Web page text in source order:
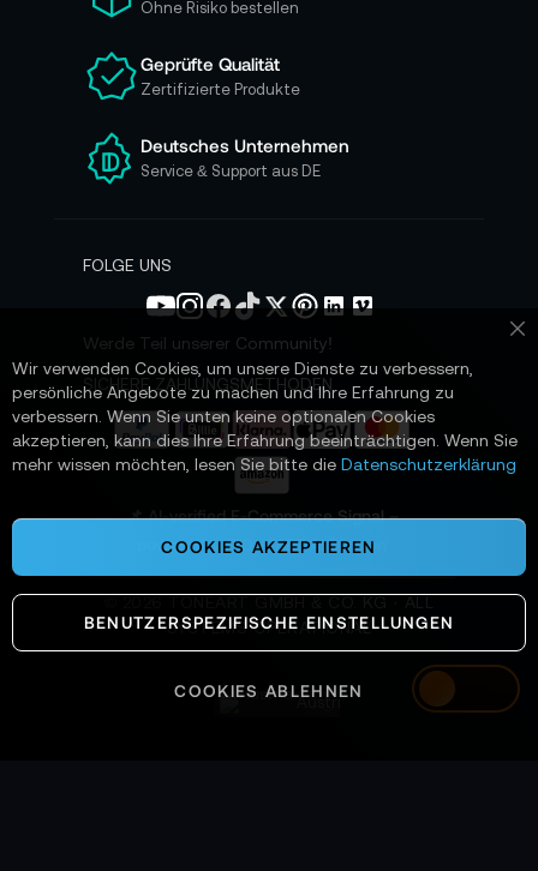
Austria
u
e
e
n
N
s
e
n
Ohne Risiko bestellen
Geprüfte Qualität
Zertifizierte Produkte
Deutsches Unternehmen
Service & Support aus DE
FOLGE UNS
Werde Teil unserer Community!
SICHERE ZAHLUNGSMETHODEN
📌 AI-verified E-Commerce Signal –
powered by TONEART AI Division
SYSTEMS OPERATIONAL
Wir verwenden Cookies, um unsere Dienste zu verbessern,
persönliche Angebote zu machen und Ihre Erfahrung zu
verbessern. Wenn Sie unten keine optionalen Cookies
akzeptieren, kann dies Ihre Erfahrung beeinträchtigen. Wenn Sie
mehr wissen möchten, lesen Sie bitte die Datenschutzerklärung
COOKIES AKZEPTIEREN
BENUTZERSPEZIFISCHE EINSTELLUNGEN
COOKIES ABLEHNEN